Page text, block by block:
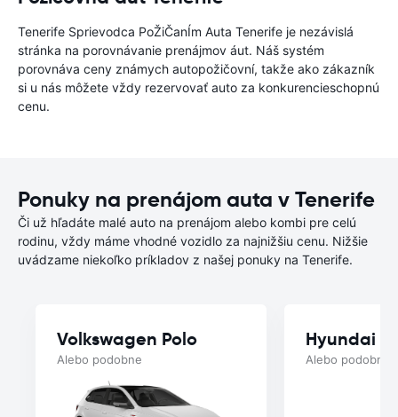
Tenerife Sprievodca PoŽiČanÍm Auta Tenerife je nezávislá
stránka na porovnávanie prenájmov áut. Náš systém
porovnáva ceny známych autopožičovní, takže ako zákazník
si u nás môžete vždy rezervovať auto za konkurencieschopnú
cenu.
Ponuky na prenájom auta v Tenerife
Či už hľadáte malé auto na prenájom alebo kombi pre celú
rodinu, vždy máme vhodné vozidlo za najnižšiu cenu. Nižšie
uvádzame niekoľko príkladov z našej ponuky na Tenerife.
Volkswagen Polo
Alebo podobne
Hyundai
Alebo podobne